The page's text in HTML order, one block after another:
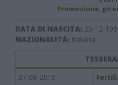
Promozione,
DATA DI NASCITA: 25-12-
NAZIONALITÀ: Italiana
27-08-2015